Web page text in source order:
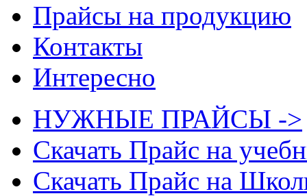
Прайсы на продукцию
Контакты
Интересно
НУЖНЫЕ ПРАЙСЫ ->
Скачать Прайс на
Скачать Прайс на